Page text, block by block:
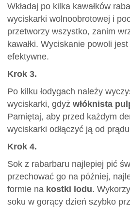
Wkładaj po kilka kawałków
wyciskarki wolnoobrotowej i
przetworzy wszystko, zanim
kawałki. Wyciskanie powoli
efektywne.
Krok 3.
Po kilku łodygach należy
wyciskarki, gdyż włóknista
Pamiętaj, aby przed każdym
wyciskarki odłączyć ją od
Krok 4.
Sok z rabarbaru najlepiej pić
przechować go na później,
formie na kostki lodu.
soku w gorący dzień szybko